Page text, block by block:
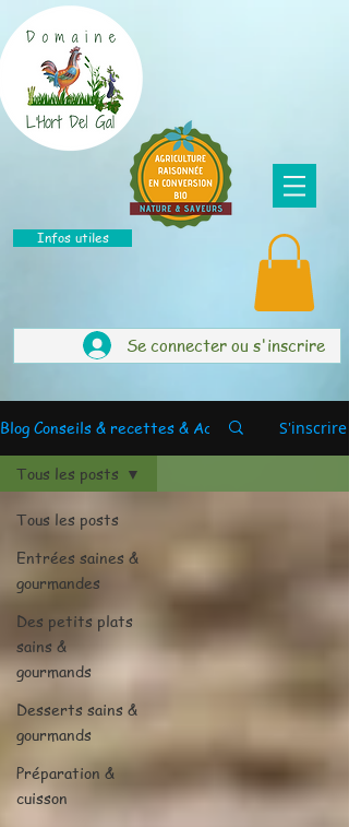
Infos utiles
Se connecter ou s'inscrire
Blog Conseils & recettes & Actus S'inscrire
Tous les posts
Entrées saines &
gourmandes
Des petits plats
sains &
gourmands
Desserts sains &
gourmands
Préparation &
cuisson
Tous les posts